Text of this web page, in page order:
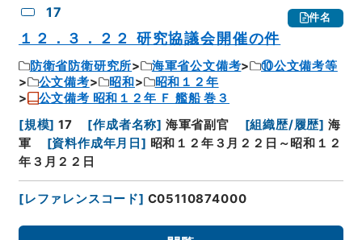
17 件名
１２．３．２２ 研究協議会開催の件
防衛省防衛研究所 海軍省公文備考
⑩公文備考等
公文備考
昭和
昭和１２年
公文備考 昭和１２年 Ｆ 艦船 巻３
[規模] 17 [作成者名称] 海軍省副官 [組織歴/履歴] 海
軍
[資料作成年月日 ] 昭和１２年３月２２日～昭和１２
年３月２２日
[レファレンスコード] C05110874000